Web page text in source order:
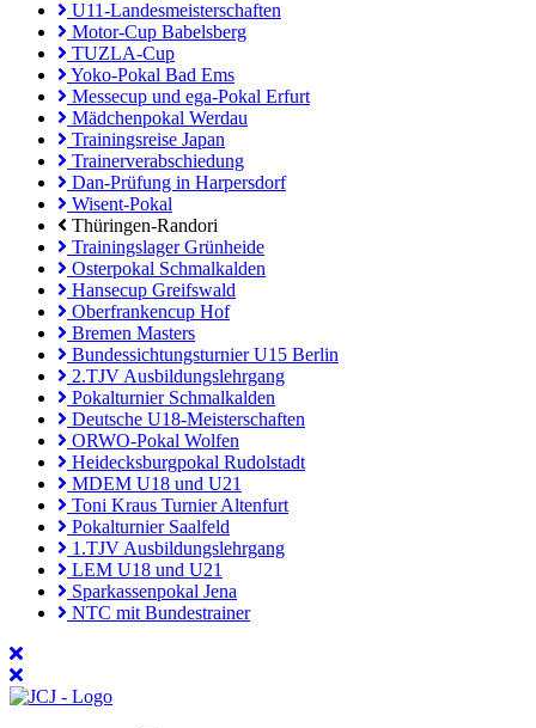
U11-Landesmeisterschaften
Motor-Cup Babelsberg
TUZLA-Cup
Yoko-Pokal Bad Ems
Messecup und ega-Pokal Erfurt
Mädchenpokal Werdau
Trainingsreise Japan
Trainerverabschiedung
Dan-Prüfung in Harpersdorf
Wisent-Pokal
Thüringen-Randori
Trainingslager Grünheide
Osterpokal Schmalkalden
Hansecup Greifswald
Oberfrankencup Hof
Bremen Masters
Bundessichtungsturnier U15 Berlin
2.TJV Ausbildungslehrgang
Pokalturnier Schmalkalden
Deutsche U18-Meisterschaften
ORWO-Pokal Wolfen
Heidecksburgpokal Rudolstadt
MDEM U18 und U21
Toni Kraus Turnier Altenfurt
Pokalturnier Saalfeld
1.TJV Ausbildungslehrgang
LEM U18 und U21
Sparkassenpokal Jena
NTC mit Bundestrainer